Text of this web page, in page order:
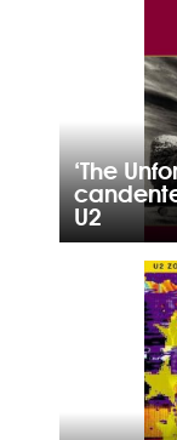
‘The
U2